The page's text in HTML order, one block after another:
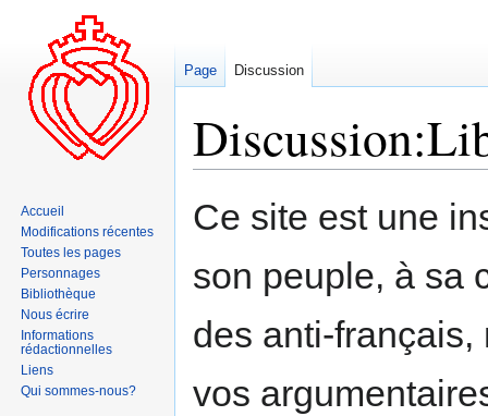
à
navigation
à
recherche
Ce site est une
son peuple, à sa
des anti-
vos
Page Discussion
Accueil
Modifications récentes
Toutes les pages
Personnages
Bibliothèque
Nous écrire
Informations
rédactionnelles
Liens
Qui sommes-nous?